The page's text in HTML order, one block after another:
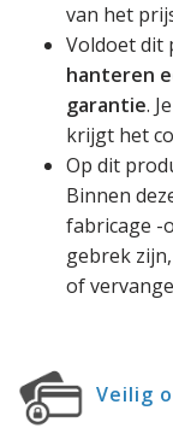
van het
Voldoet dit
hanteren
garantie.
krijgt het
Op dit
Binnen
fabricage -
gebrek
of
Veilig